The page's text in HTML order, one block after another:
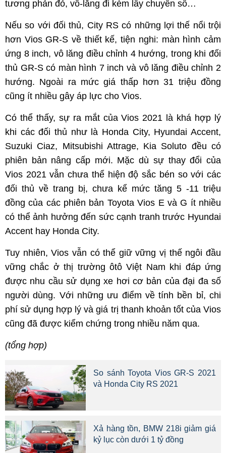
tương phản đỏ, vô-lăng đi kèm lẫy chuyển số…
Nếu so với đối thủ, City RS có những lợi thế nổi trội
hơn Vios GR-S về thiết kế, tiện nghi: màn hình cảm
ứng 8 inch, vô lăng điều chỉnh 4 hướng, trong khi đối
thủ GR-S có màn hình 7 inch và vô lăng điều chỉnh 2
hướng. Ngoài ra mức giá thấp hơn 31 triệu đồng
cũng ít nhiều gây áp lực cho Vios.
Có thể thấy, sự ra mắt của Vios 2021 là khá hợp lý
khi các đối thủ như là Honda City, Hyundai Accent,
Suzuki Ciaz, Mitsubishi Attrage, Kia Soluto đều có
phiên bản nâng cấp mới. Mặc dù sự thay đổi của
Vios 2021 vẫn chưa thể hiện độ sắc bén so với các
đối thủ về trang bị, chưa kể mức tăng 5 -11 triệu
đồng của các phiên bản Toyota Vios E và G ít nhiều
có thể ảnh hưởng đến sức cạnh tranh trước Hyundai
Accent hay Honda City.
Tuy nhiên, Vios vẫn có thể giữ vững vị thế ngôi đầu
vững chắc ở thị trường ôtô Việt Nam khi đáp ứng
được nhu cầu sử dụng xe hơi cơ bản của đại đa số
người dùng. Với những ưu điểm về tính bền bỉ, chi
phí sử dụng hợp lý và giá trị thanh khoản tốt của Vios
cũng đã được kiểm chứng trong nhiều năm qua.
(tổng hợp)
So sánh Toyota Vios GR-S 2021
và Honda City RS 2021
Xả hàng tồn, BMW 218i giảm giá
kỷ lục còn dưới 1 tỷ đồng